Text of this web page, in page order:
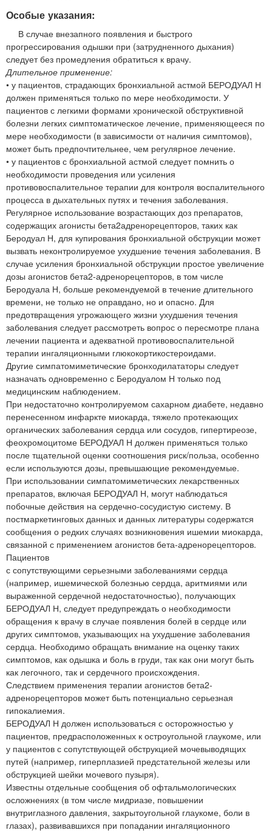
Особые указания:
В случае внезапного появления и быстрого
прогрессирования одышки при (затрудненного дыхания)
следует без промедления обратиться к врачу.
Длительное применение:
• у пациентов, страдающих бронхиальной астмой БЕРОДУАЛ Н
должен применяться только по мере необходимости. У
пациентов с легкими формами хронической обструктивной
болезни легких симптоматическое лечение, применяющееся по
мере необходимости (в зависимости от наличия симптомов),
может быть предпочтительнее, чем регулярное лечение.
• у пациентов с бронхиальной астмой следует помнить о
необходимости проведения или усиления
противовоспалительное терапии для контроля воспалительного
процесса в дыхательных путях и течения заболевания.
Регулярное использование возрастающих доз препаратов,
содержащих агонисты бета2адренорецепторов, таких как
Беродуал Н, для купирования бронхиальной обструкции может
вызвать неконтролируемое ухудшение течения заболевания. В
случае усиления бронхиальной обструкции простое увеличение
дозы агонистов бета2-адренорецепторов, в том числе
Беродуала Н, больше рекомендуемой в течение длительного
времени, не только не оправдано, но и опасно. Для
предотвращения угрожающего жизни ухудшения течения
заболевания следует рассмотреть вопрос о пересмотре плана
лечении пациента и адекватной противовоспалительной
терапии ингаляционными глюкокортикостероидами.
Другие симпатомиметические бронходилататоры следует
назначать одновременно с Беродуалом Н только под
медицинским наблюдением.
При недостаточно контролируемом сахарном диабете, недавно
перенесенном инфаркте миокарда, тяжело протекающих
органических заболевания сердца или сосудов, гипертиреозе,
феохромоцитоме БЕРОДУАЛ Н должен применяться только
после тщательной оценки соотношения риск/польза, особенно
если используются дозы, превышающие рекомендуемые.
При использовании симпатомиметических лекарственных
препаратов, включая БЕРОДУАЛ Н, могут наблюдаться
побочные действия на сердечно-сосудистую систему. В
постмаркетинговых данных и данных литературы содержатся
сообщения о редких случаях возникновения ишемии миокарда,
связанной с применением агонистов бета-адренорецепторов.
Пациентов
с сопутствующими серьезными заболеваниями сердца
(например, ишемической болезнью сердца, аритмиями или
выраженной сердечной недостаточностью), получающих
БЕРОДУАЛ Н, следует предупреждать о необходимости
обращения к врачу в случае появления болей в сердце или
других симптомов, указывающих на ухудшение заболевания
сердца. Необходимо обращать внимание на оценку таких
симптомов, как одышка и боль в груди, так как они могут быть
как легочного, так и сердечного происхождения.
Следствием применения терапии агонистов бета2-
адренорецепторов может быть потенциально серьезная
гипокалиемия.
БЕРОДУАЛ Н должен использоваться с осторожностью у
пациентов, предрасположенных к остроугольной глаукоме, или
у пациентов с сопутствующей обструкцией мочевыводящих
путей (например, гиперплазией предстательной железы или
обструкцией шейки мочевого пузыря).
Известны отдельные сообщения об офтальмологических
осложнениях (в том числе мидриазе, повышении
внутриглазного давления, закрытоугольной глаукоме, боли в
глазах), развивавшихся при попадании ингаляционного